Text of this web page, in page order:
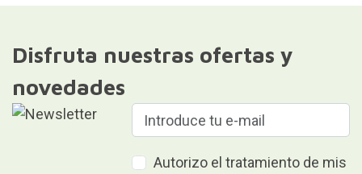
Disfruta nuestras ofertas y
novedades
Autorizo el tratamiento de mis